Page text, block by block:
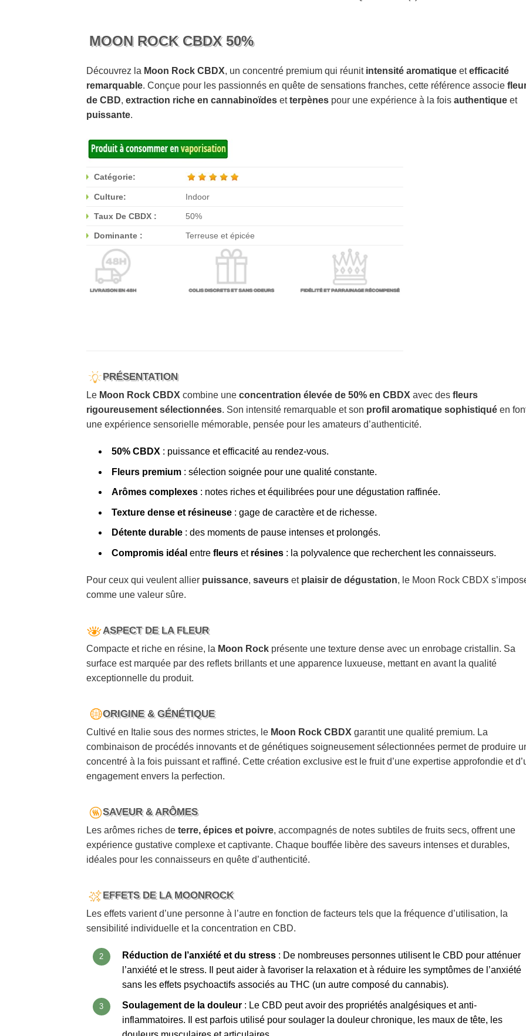
MOON ROCK CBDX 50%
Découvrez la Moon Rock CBDX, un concentré premium qui réunit intensité aromatique etefficacité
remarquable. Conçue pour les passionnés en quête de sensations franches, cette référence associe
de CBD, extraction riche en cannabinoïdes etterpènes pour une expérience à la fois authentique et
puissante.
Catégorie:
Culture: Indoor
Taux De CBDX : 50%
Dominante : Terreuse et épicée
PRÉSENTATION
Le Moon Rock CBDX combine une concentration élevée de 50% en CBDX avec des fleurs
rigoureusement sélectionnées. Son intensité remarquable et son profil aromatique sophistiqué en
une expérience sensorielle mémorable, pensée pour les amateurs d’authenticité.
50% CBDX : puissance et efficacité au rendez-vous.
Fleurs premium: sélection soignée pour une qualité constante.
Arômes complexes: notes riches et équilibrées pour une dégustation raffinée.
Texture dense et résineuse: gage de caractère et de richesse.
Détente durable: des moments de pause intenses et prolongés.
Compromis idéal entre fleurset résines: la polyvalence que recherchent les connaisseurs.
Pour ceux qui veulent allier puissance, saveurs et plaisir de dégustation, le Moon Rock CBDX
comme une valeur sûre.
ASPECT DE LA FLEUR
Compacte et riche en résine, la Moon Rock présente une texture dense avec un enrobage cristallin. Sa
surface est marquée par des reflets brillants et une apparence luxueuse, mettant en avant la qualité
exceptionnelle du produit.
ORIGINE & GÉNÉTIQUE
Cultivé en Italie sous des normes strictes, le Moon Rock CBDX garantit une qualité premium. La
combinaison de procédés innovants et de génétiques soigneusement sélectionnées permet de produire
concentré à la fois puissant et raffiné. Cette création exclusive est le fruit d’une expertise approfondie et
engagement envers la perfection.
SAVEUR & ARÔMES
Les arômes riches de terre, épices et poivre, accompagnés de notes subtiles de fruits secs, offrent une
expérience gustative complexe et captivante. Chaque bouffée libère des saveurs intenses et durables,
idéales pour les connaisseurs en quête d’authenticité.
EFFETS DE LA MOONROCK
Les effets varient d’une personne à l’autre en fonction de facteurs tels que la fréquence d’utilisation, la
sensibilité individuelle et la concentration en CBD.
Réduction de l’anxiété et du stress: De nombreuses personnes utilisent le CBD pour atténuer
l’anxiété et le stress. Il peut aider à favoriser la relaxation et à réduire les symptômes de l’anxiété
sans les effets psychoactifs associés au THC (un autre composé du cannabis).
Soulagement de la douleur: Le CBD peut avoir des propriétés analgésiques et anti-
inflammatoires. Il est parfois utilisé pour soulager la douleur chronique, les maux de tête, les